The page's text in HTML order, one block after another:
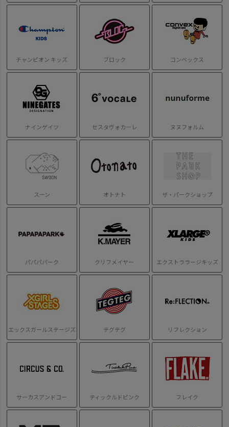
チャンピオン キッズ ブロック コンベックス
ナインゲイツ セスタヴォカーレ ヌヌフォルム
スーン オトナト ザ・パークショップ
パパパパーク クリフメイヤー エクストララージキッズ
エックスガールステージズ テグテグ リフレクション
サーカスアンドコー ティックルドピンク フレイク